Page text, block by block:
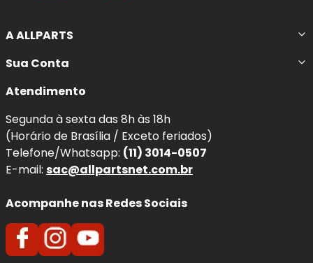
A ALLPARTS
Sua Conta
Atendimento
Segunda à sexta das 8h às 18h
(Horário de Brasília / Exceto feriados)
Telefone/Whatsapp: (11) 3014-0507
E-mail: sac@allpartsnet.com.br
Acompanhe nas Redes Sociais